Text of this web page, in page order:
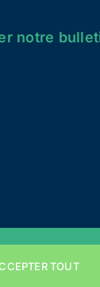
notre
TOUT